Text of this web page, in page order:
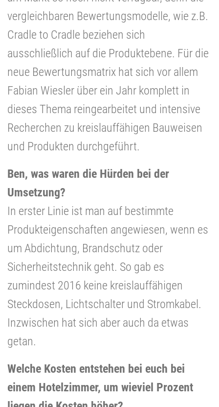
vergleichbaren Bewertungsmodelle, wie z.B.
Cradle to Cradle beziehen sich
ausschließlich auf die Produktebene. Für die
neue Bewertungsmatrix hat sich vor allem
Fabian Wiesler über ein Jahr komplett in
dieses Thema reingearbeitet und intensive
Recherchen zu kreislauffähigen Bauweisen
und Produkten durchgeführt.
Ben, was waren die Hürden bei der
Umsetzung?
In erster Linie ist man auf bestimmte
Produkteigenschaften angewiesen, wenn es
um Abdichtung, Brandschutz oder
Sicherheitstechnik geht. So gab es
zumindest 2016 keine kreislauffähigen
Steckdosen, Lichtschalter und Stromkabel.
Inzwischen hat sich aber auch da etwas
getan.
Welche Kosten entstehen bei euch bei
einem Hotelzimmer, um wieviel Prozent